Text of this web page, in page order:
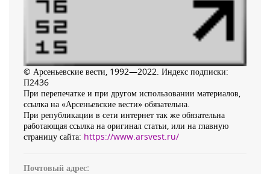
© Арсеньевские вести, 1992—2022. Индекс подписки:
П2436
При перепечатке и при другом использовании материалов,
ссылка на «Арсеньевские вести» обязательна.
При републикации в сети интернет так же обязательна
работающая ссылка на оригинал статьи, или на главную
страницу сайта: https://www.arsvest.ru/
Почтовый адрес: